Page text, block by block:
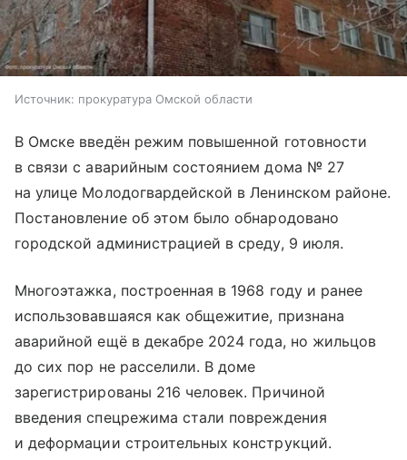
Источник: прокуратура Омской области
В Омске введён режим повышенной готовности
в связи с аварийным состоянием дома № 27
на улице Молодогвардейской в Ленинском районе.
Постановление об этом было обнародовано
городской администрацией в среду, 9 июля.
Многоэтажка, построенная в 1968 году и ранее
использовавшаяся как общежитие, признана
аварийной ещё в декабре 2024 года, но жильцов
до сих пор не расселили. В доме
зарегистрированы 216 человек. Причиной
введения спецрежима стали повреждения
и деформации строительных конструкций.